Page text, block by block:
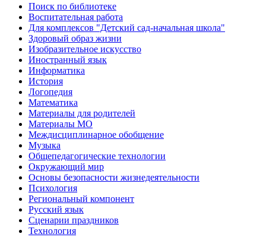
Поиск по библиотеке
Воспитательная работа
Для комплексов "Детский сад-начальная школа"
Здоровый образ жизни
Изобразительное искусство
Иностранный язык
Информатика
История
Логопедия
Математика
Материалы для родителей
Материалы МО
Междисциплинарное обобщение
Музыка
Общепедагогические технологии
Окружающий мир
Основы безопасности жизнедеятельности
Психология
Региональный компонент
Русский язык
Сценарии праздников
Технология